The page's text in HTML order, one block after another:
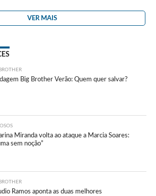
VER MAIS
Big Brother Verão: Quem quer salvar?
Miranda volta ao ataque a Marcia Soares:
sem noção”
Ramos aponta as duas melhores